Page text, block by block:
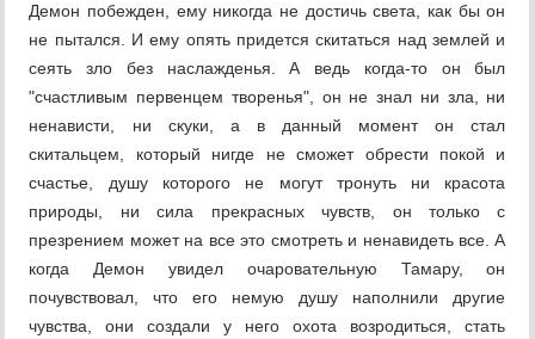
Демон побежден, ему никогда не достичь света, как бы он
не пытался. И ему опять придется скитаться над землей и
сеять зло без наслажденья. А ведь когда-то он был
"счастливым первенцем творенья", он не знал ни зла, ни
ненависти, ни скуки, а в данный момент он стал
скитальцем, который нигде не сможет обрести покой и
счастье, душу которого не могут тронуть ни красота
природы, ни сила прекрасных чувств, он только с
презрением может на все это смотреть и ненавидеть все. А
когда Демон увидел очаровательную Тамару, он
почувствовал, что его немую душу наполнили другие
чувства, они создали у него охота возродиться, стать